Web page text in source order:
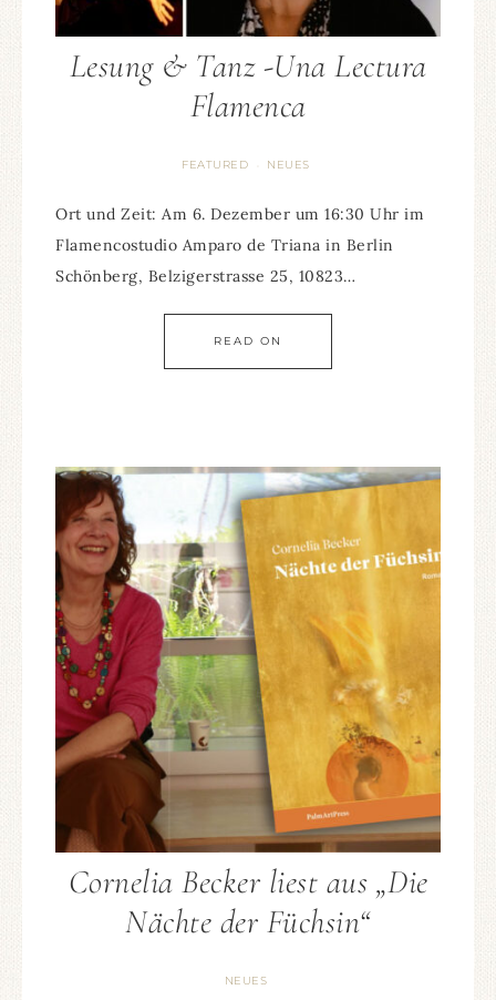
Lesung & Tanz -Una Lectura
Flamenca
FEATURED NEUES
Ort und Zeit: Am 6. Dezember um 16:30 Uhr im
Flamencostudio Amparo de Triana in Berlin
Schönberg, Belzigerstrasse 25, 10823…
READ ON
Cornelia Becker liest aus „Die
Nächte der Füchsin“
NEUES